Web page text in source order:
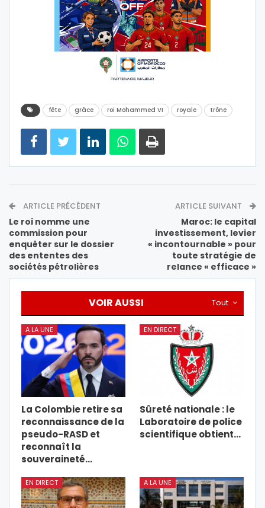
fête grâce roi Mohammed VI royale trône
ARTICLE PRÉCÉDENT
Le roi nomme une
commission pour
enquêter sur le dossier
des ententes des
sociétés pétrolières
ARTICLE SUIVANT
Maroc: le capital
investissement, levier
« incontournable » pour
toute stratégie de
relance « efficace »
Tout
VOIR AUSSI
A LA UNE
La Colombie retire sa
reconnaissance de la
pseudo-RASD et
reconnaît la
souveraineté…
EN DIRECT
Sûreté nationale : le
Laboratoire de police
scientifique obtient…
EN DIRECT A LA UNE